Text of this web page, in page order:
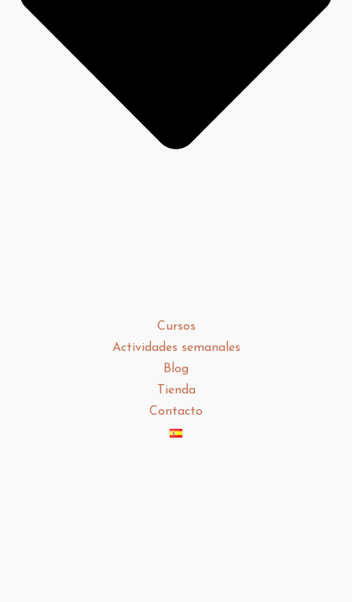
Cursos
Actividades semanales
Blog
Tienda
Contacto